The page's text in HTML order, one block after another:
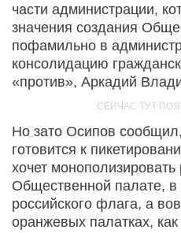
части администрации,
значения создания
пофамильно в
консолидацию
«против», Аркадий
Но зато Осипов сообщил,
готовится к
хочет
Общественной палате, в
российского флага, а
оранжевых палатках,